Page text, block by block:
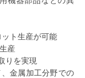
ト生産が可能
産
りを実現
金属加工分野での